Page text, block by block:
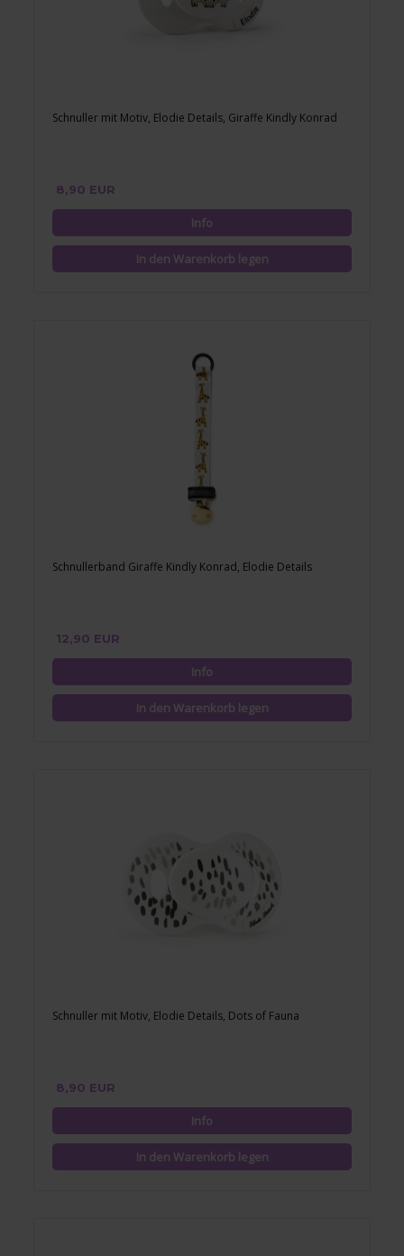
Schnuller mit Motiv, Elodie Details, Giraffe Kindly Konrad
8,90 EUR
Schnullerband Giraffe Kindly Konrad, Elodie Details
12,90 EUR
Schnuller mit Motiv, Elodie Details, Dots of Fauna
8,90 EUR